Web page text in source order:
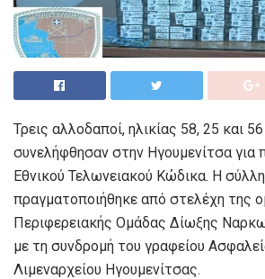
Τρεις αλλοδαποί, ηλικίας 58, 25 και
συνελήφθησαν στην Ηγουμενίτσα για
Εθνικού Τελωνειακού Κώδικα. Η
πραγματοποιήθηκε από στελέχη της
Περιφερειακής Ομάδας Δίωξης
με τη συνδρομή του γραφείου
Λιμεναρχείου Ηγουμενίτσας.